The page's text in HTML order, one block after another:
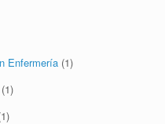
Enfermería (1)
(1)